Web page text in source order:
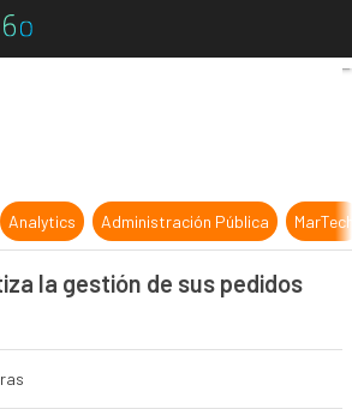
CAPSA automatiza la gestión de
Analytics Administración Pública
la gestión de sus pedidos